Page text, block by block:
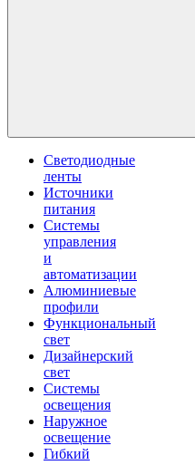
Светодиодные
ленты
Источники
питания
Системы
управления
и
автоматизации
Алюминиевые
профили
Функциональный
свет
Дизайнерский
свет
Системы
освещения
Наружное
освещение
Гибкий